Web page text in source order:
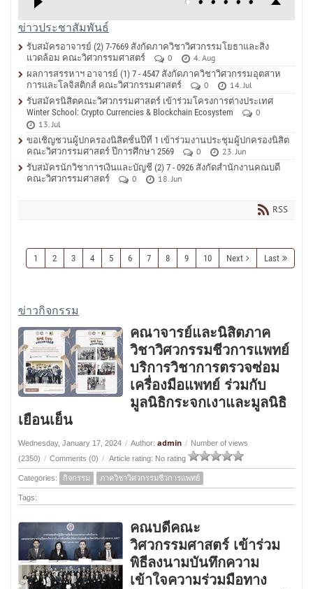
ข่าวประชาสัมพันธ์
รับสมัครอาจารย์ (2) 7-7669 สังกัดภาควิชาวิศวกรรมโยธาและสิ่ง
แวดล้อม คณะวิศวกรรมศาสตร์
0
4. Aug
ผลการสรรหาฯ อาจารย์ (1) 7 - 4547 สังกัดภาควิชาวิศวกรรมอุตสาห
การและโลจิสติกส์ คณะวิศวกรรมศาสตร์
0
14. Jul
รับสมัครนิสิตคณะวิศวกรรมศาสตร์ เข้าร่วมโครงการต่างประเทศ
Winter School: Crypto Currencies & Blockchain Ecosystem
0
13. Jul
ขอเชิญชวนผู้ปกครองนิสิตชั้นปีที่ 1 เข้าร่วมงานประชุมผู้ปกครองนิสิต
คณะวิศวกรรมศาสตร์ ปีการศึกษา 2569
0
23. Jun
รับสมัครนักวิชาการเงินและบัญชี (2) 7 - 0926 สังกัดสำนักงานคณบดี
คณะวิศวกรรมศาสตร์
0 18. Jun
RSS
1 2 3 4 5 6 7 8 9 10 Next Last
ข่าวกิจกรรม
คณาจารย์และนิสิตภาค
วิชาวิศวกรรมชีวการแพทย์
บริการวิชาการตรวจซ่อม
เครื่องมือแพทย์ ร่วมกับ
มูลนิธิกระจกเงาและมูลนิธิ
เยือนเย็น
Wednesday, January 17, 2024 / Author: admin / Number of views
(2350) / Comments (0) / Article rating: No rating
Categories: กิจกรรม ภาควิชาวิศวกรรมชีวการแพทย์
Tags:
คณบดีคณะ
วิศวกรรมศาสตร์ เข้าร่วม
พิธีลงนามบันทึกความ
เข้าใจความร่วมมือทาง